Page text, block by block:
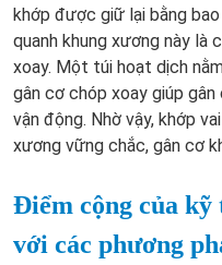
khớp được giữ lại bằng
quanh khung xương này là
xoay. Một túi hoạt dịch
gân cơ chóp xoay giúp
vận động. Nhờ vậy, khớp
xương vững chắc, gân cơ
Điểm cộng của kỹ
với các phương